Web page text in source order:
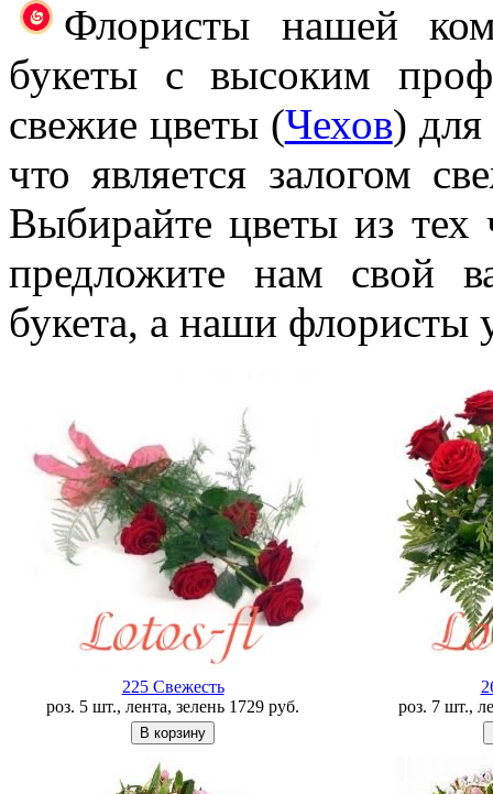
Флористы нашей
букеты с высоким
свежие цветы (Чехов) для
что является залогом
Выбирайте цветы из тех
предложите нам свой
букета, а наши флористы
225 Свежесть
роз. 5 шт., лента, зелень 1729 руб.
роз. 7 шт.,